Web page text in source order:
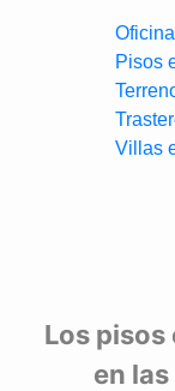
Pisos
Villas
Los
en